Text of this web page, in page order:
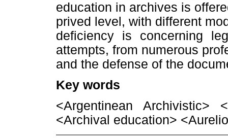
education in archives is
prived level, with different
deficiency is concerning
attempts, from numerous
and the defense of the
Key words
<Argentinean
<Archival education>